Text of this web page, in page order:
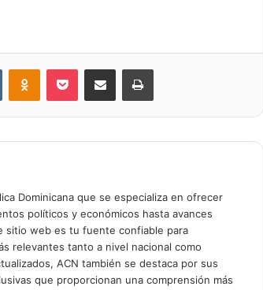
Dominicana que se especializa en ofrecer
políticos y económicos hasta avances
web es tu fuente confiable para
relevantes tanto a nivel nacional como
ACN también se destaca por sus
que proporcionan una comprensión más